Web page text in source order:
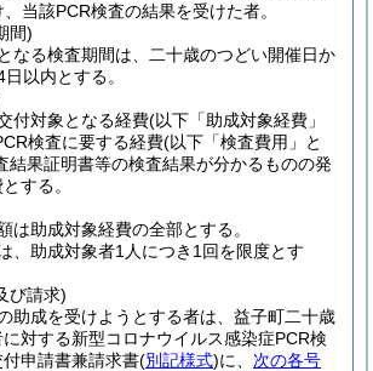
当該PCR検査の結果を受けた者。
間)
なる検査期間は、二十歳のつどい開催日か
以内とする。
付対象となる経費(以下「助成対象経費」
検査に要する経費(以下「検査費用」と
結果証明書等の検査結果が分かるものの発
する。
は助成対象経費の全部とする。
、助成対象者1人につき1回を限度とす
び請求)
助成を受けようとする者は、益子町二十歳
対する新型コロナウイルス感染症PCR検
申請書兼請求書(別記様式)に、 次の各号